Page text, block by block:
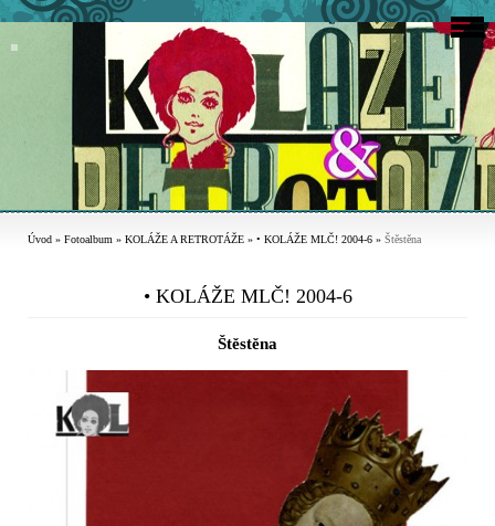
Úvod » Fotoalbum » KOLÁŽE A RETROTÁŽE » • KOLÁŽE MLČ! 2004-6 » Štěstěna
• KOLÁŽE MLČ! 2004-6
Štěstěna